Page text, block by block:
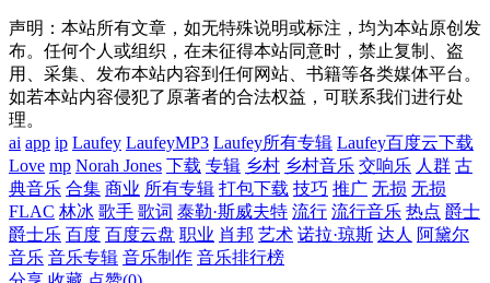
声明：本站所有文章，如无特殊说明或标注，均为本站原创发
布。任何个人或组织，在未征得本站同意时，禁止复制、盗
用、采集、发布本站内容到任何网站、书籍等各类媒体平台。
如若本站内容侵犯了原著者的合法权益，可联系我们进行处
理。
ai app ip Laufey LaufeyMP3 Laufey所有专辑 Laufey百度云下载
Love mp Norah Jones 下载 专辑 乡村 乡村音乐 交响乐 人群 古
典音乐 合集 商业 所有专辑 打包下载 技巧 推广 无损 无损
FLAC 林冰 歌手 歌词 泰勒·斯威夫特 流行 流行音乐 热点 爵士
爵士乐 百度 百度云盘 职业 肖邦 艺术 诺拉·琼斯 达人 阿黛尔
音乐 音乐专辑 音乐制作 音乐排行榜